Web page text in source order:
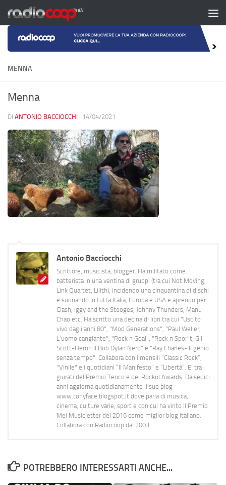
Salta al contenuto
MENNA
Menna
DI ANTONIO BACCIOCCHI · 14/04/2021
Antonio Bacciocchi
Scrittore, musicista, blogger. Ha militato come
batterista in una ventina di gruppi (tra cui Not Moving,
Link Quartet, Lilith), incidendo una cinquantina di dischi
e suonando in tutta Italia, Europa e USA e aprendo per
Clash, Iggy and the Stooges, Johnny Thunders, Manu
Chao etc. Ha scritto una decina di libri tra cui "Uscito
vivo dagli anni 80", "Mod Generations", "Paul Weller,
L’uomo cangiante", "Rock n Goal", "Rock n Spor"t, Gil
Scott-Heron Il Bob Dylan Nero" e "Ray Charles- Il genio
senza tempo". Collabora con i mensili “Classic Rock”,
"Vinile" e i quotidiani “Il Manifesto” e “Libertà”. E' tra i
giurati del Premio Tenco e del Rockol Awards. Da sedici
anni aggiorna quotidianamente il suo blog
www.tonyface.blogspot.it dove parla di musica,
cinema, culture varie, sport e con cui ha vinto il Premio
Mei Musicletter del 2016 come miglior blog italiano.
Collabora con Radiocoop dal 2003.
POTREBBERO INTERESSARTI ANCHE...